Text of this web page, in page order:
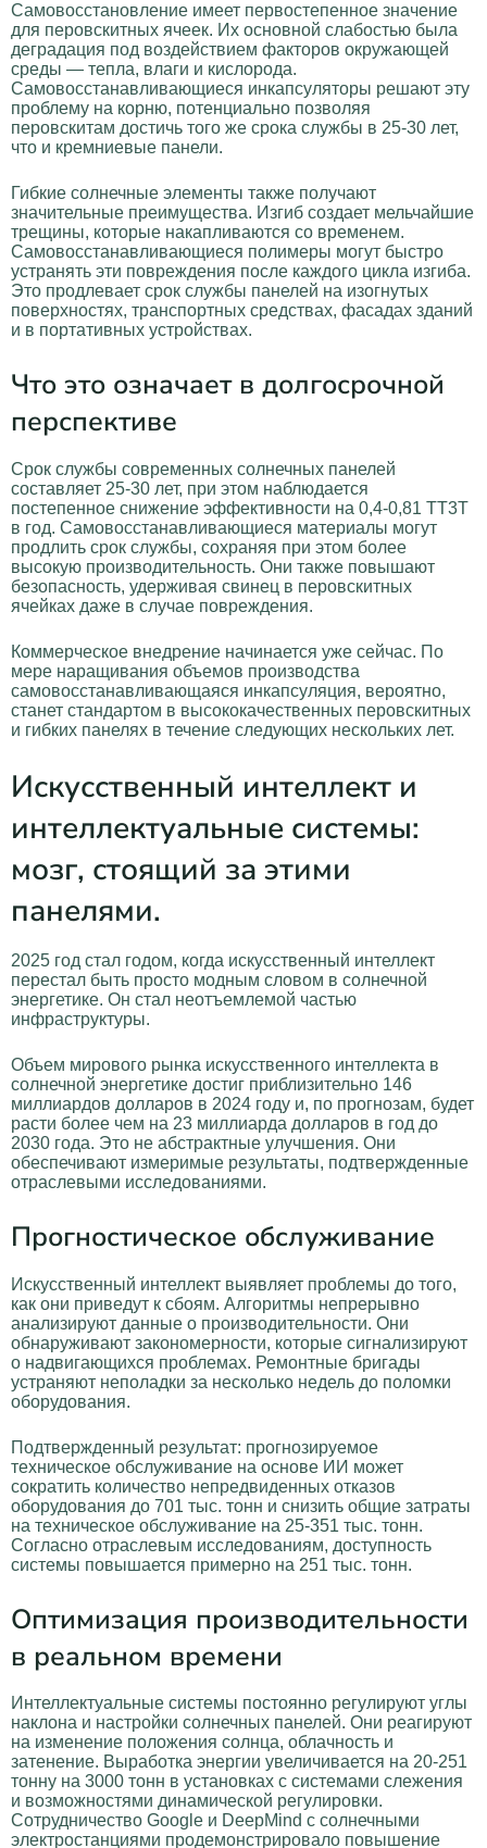
Самовосстановление имеет первостепенное значение
для перовскитных ячеек. Их основной слабостью была
деградация под воздействием факторов окружающей
среды — тепла, влаги и кислорода.
Самовосстанавливающиеся инкапсуляторы решают эту
проблему на корню, потенциально позволяя
перовскитам достичь того же срока службы в 25-30 лет,
что и кремниевые панели.
Гибкие солнечные элементы также получают
значительные преимущества. Изгиб создает мельчайшие
трещины, которые накапливаются со временем.
Самовосстанавливающиеся полимеры могут быстро
устранять эти повреждения после каждого цикла изгиба.
Это продлевает срок службы панелей на изогнутых
поверхностях, транспортных средствах, фасадах зданий
и в портативных устройствах.
Что это означает в долгосрочной
перспективе
Срок службы современных солнечных панелей
составляет 25-30 лет, при этом наблюдается
постепенное снижение эффективности на 0,4-0,81 ТТ3Т
в год. Самовосстанавливающиеся материалы могут
продлить срок службы, сохраняя при этом более
высокую производительность. Они также повышают
безопасность, удерживая свинец в перовскитных
ячейках даже в случае повреждения.
Коммерческое внедрение начинается уже сейчас. По
мере наращивания объемов производства
самовосстанавливающаяся инкапсуляция, вероятно,
станет стандартом в высококачественных перовскитных
и гибких панелях в течение следующих нескольких лет.
Искусственный интеллект и
интеллектуальные системы:
мозг, стоящий за этими
панелями.
2025 год стал годом, когда искусственный интеллект
перестал быть просто модным словом в солнечной
энергетике. Он стал неотъемлемой частью
инфраструктуры.
Объем мирового рынка искусственного интеллекта в
солнечной энергетике достиг приблизительно 146
миллиардов долларов в 2024 году и, по прогнозам, будет
расти более чем на 23 миллиарда долларов в год до
2030 года. Это не абстрактные улучшения. Они
обеспечивают измеримые результаты, подтвержденные
отраслевыми исследованиями.
Прогностическое обслуживание
Искусственный интеллект выявляет проблемы до того,
как они приведут к сбоям. Алгоритмы непрерывно
анализируют данные о производительности. Они
обнаруживают закономерности, которые сигнализируют
о надвигающихся проблемах. Ремонтные бригады
устраняют неполадки за несколько недель до поломки
оборудования.
Подтвержденный результат: прогнозируемое
техническое обслуживание на основе ИИ может
сократить количество непредвиденных отказов
оборудования до 701 тыс. тонн и снизить общие затраты
на техническое обслуживание на 25-351 тыс. тонн.
Согласно отраслевым исследованиям, доступность
системы повышается примерно на 251 тыс. тонн.
Оптимизация производительности
в реальном времени
Интеллектуальные системы постоянно регулируют углы
наклона и настройки солнечных панелей. Они реагируют
на изменение положения солнца, облачность и
затенение. Выработка энергии увеличивается на 20-251
тонну на 3000 тонн в установках с системами слежения
и возможностями динамической регулировки.
Сотрудничество Google и DeepMind с солнечными
электростанциями продемонстрировало повышение